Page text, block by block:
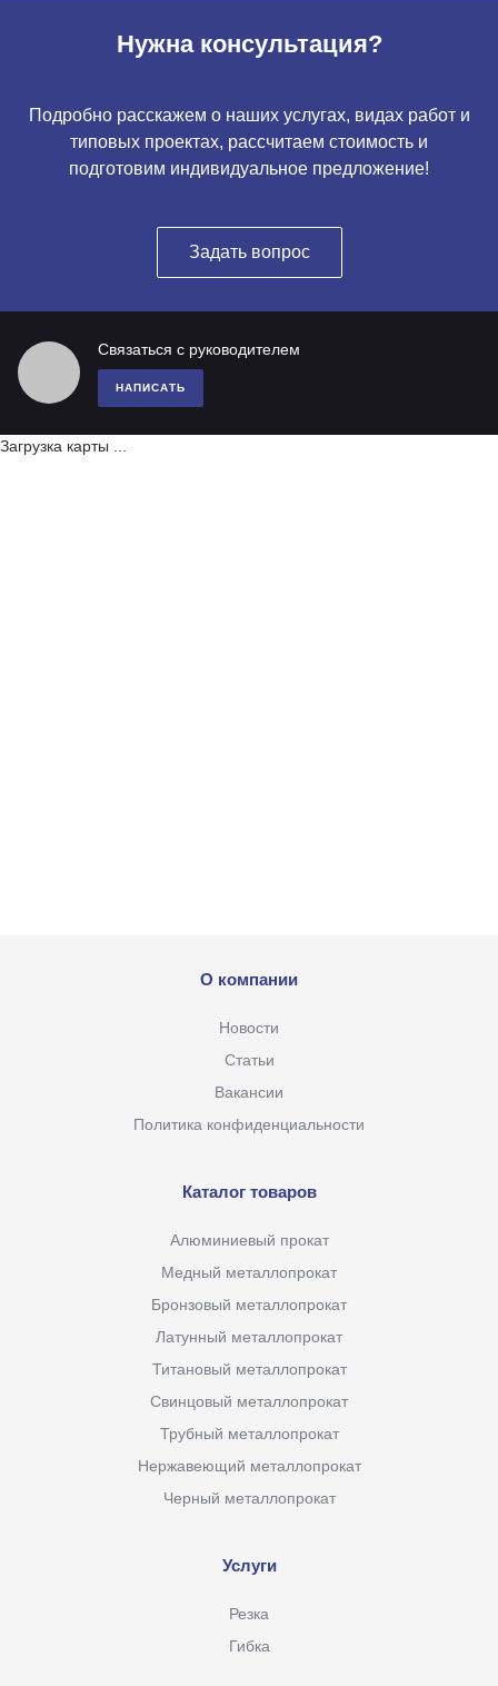
Нужна консультация?
Подробно расскажем о наших услугах, видах работ и
типовых проектах, рассчитаем стоимость и
подготовим индивидуальное предложение!
Задать вопрос
Связаться с руководителем
НАПИСАТЬ
Загрузка карты ...
О компании
Новости
Статьи
Вакансии
Политика конфиденциальности
Каталог товаров
Алюминиевый прокат
Медный металлопрокат
Бронзовый металлопрокат
Латунный металлопрокат
Титановый металлопрокат
Свинцовый металлопрокат
Трубный металлопрокат
Нержавеющий металлопрокат
Черный металлопрокат
Услуги
Резка
Гибка